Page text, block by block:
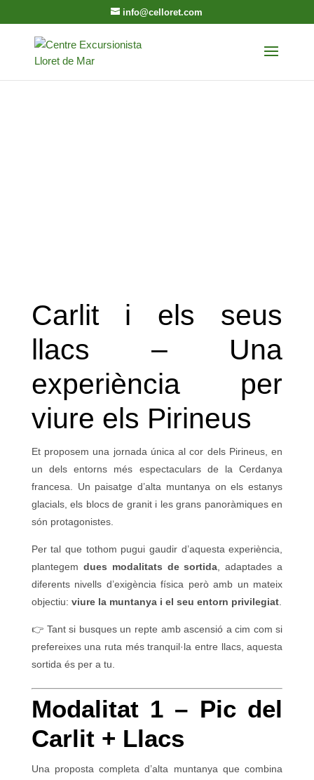
info@celloret.com
Carlit i els seus
llacs – Una
experiència per
viure els Pirineus
Et proposem una jornada única al cor dels Pirineus, en
un dels entorns més espectaculars de la Cerdanya
francesa. Un paisatge d’alta muntanya on els estanys
glacials, els blocs de granit i les grans panoràmiques en
són protagonistes.
Per tal que tothom pugui gaudir d’aquesta experiència,
plantegem dues modalitats de sortida, adaptades a
diferents nivells d’exigència física però amb un mateix
objectiu: viure la muntanya i el seu entorn privilegiat.
👉 Tant si busques un repte amb ascensió a cim com si
prefereixes una ruta més tranquil·la entre llacs, aquesta
sortida és per a tu.
Modalitat 1 – Pic del
Carlit + Llacs
Una proposta completa d’alta muntanya que combina